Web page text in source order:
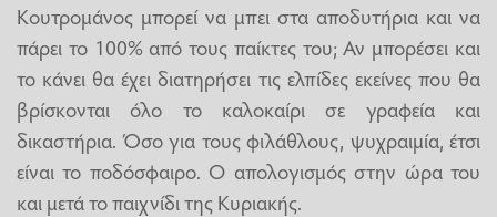
Κουτρομάνος μπορεί να μπει στα αποδυτήρια και να
πάρει το 100% από τους παίκτες του; Αν μπορέσει και
το κάνει θα έχει διατηρήσει τις ελπίδες εκείνες που θα
βρίσκονται όλο το καλοκαίρι σε γραφεία και
δικαστήρια. Όσο για τους φιλάθλους, ψυχραιμία, έτσι
είναι το ποδόσφαιρο. Ο απολογισμός στην ώρα του
και μετά το παιχνίδι της Κυριακής.